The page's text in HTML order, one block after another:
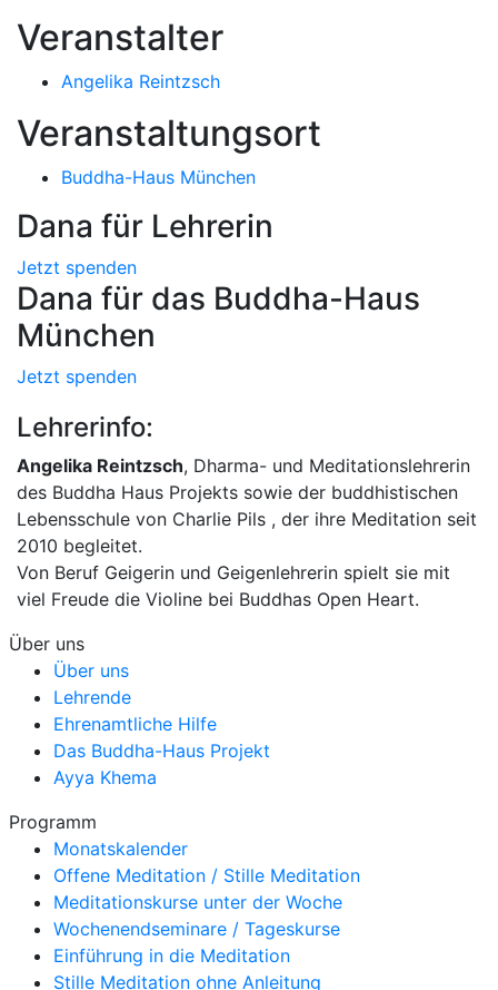
Veranstalter
Angelika Reintzsch
Veranstaltungsort
Buddha-Haus München
Dana für Lehrerin
Jetzt spenden
Dana für das Buddha-Haus
München
Jetzt spenden
Lehrerinfo:
Angelika Reintzsch, Dharma- und Meditationslehrerin
des Buddha Haus Projekts sowie der buddhistischen
Lebensschule von Charlie Pils , der ihre Meditation seit
2010 begleitet.
Von Beruf Geigerin und Geigenlehrerin spielt sie mit
viel Freude die Violine bei Buddhas Open Heart.
Über uns
Über uns
Lehrende
Ehrenamtliche Hilfe
Das Buddha-Haus Projekt
Ayya Khema
Programm
Monatskalender
Offene Meditation / Stille Meditation
Meditationskurse unter der Woche
Wochenendseminare / Tageskurse
Einführung in die Meditation
Stille Meditation ohne Anleitung